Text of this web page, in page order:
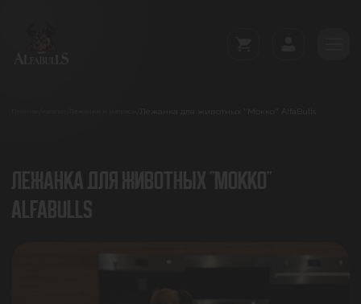
Лежанка для животных "Мокко" AlfaBulls
ЛЕЖАНКА ДЛЯ ЖИВОТНЫХ "МОККО"
ALFABULLS